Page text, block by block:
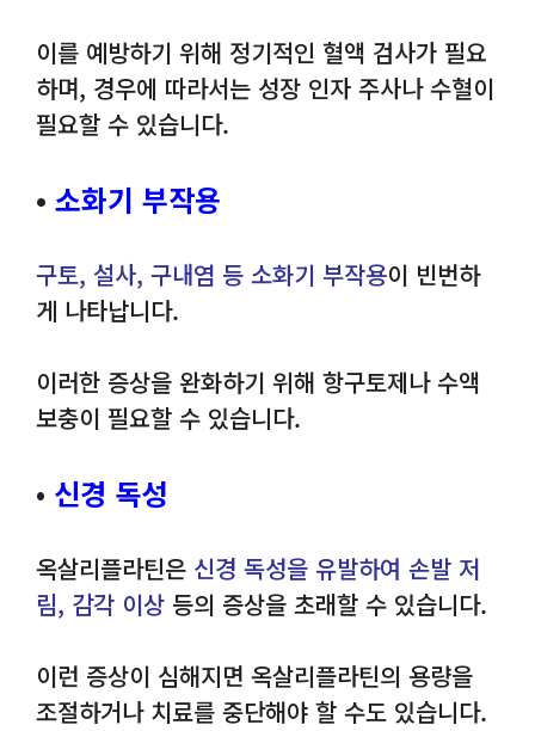
이를 예방하기 위해 정기적인 혈액 검사가 필요
하며, 경우에 따라서는 성장 인자 주사나 수혈이
필요할 수 있습니다.
• 소화기 부작용
구토, 설사, 구내염 등 소화기 부작용이 빈번하
게 나타납니다.
이러한 증상을 완화하기 위해 항구토제나 수액
보충이 필요할 수 있습니다.
• 신경 독성
옥살리플라틴은 신경 독성을 유발하여 손발 저
림, 감각 이상 등의 증상을 초래할 수 있습니다.
이런 증상이 심해지면 옥살리플라틴의 용량을
조절하거나 치료를 중단해야 할 수도 있습니다.